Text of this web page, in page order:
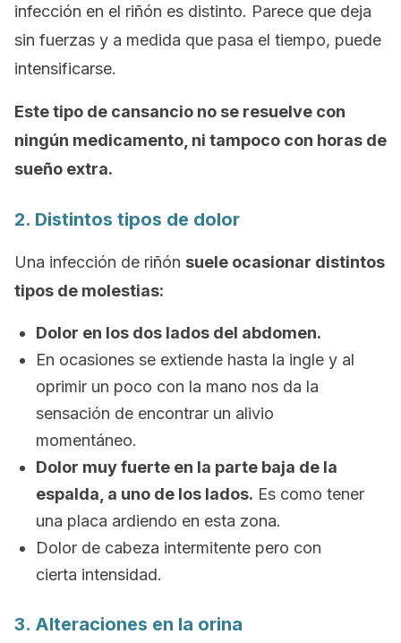
infección en el riñón es distinto. Parece que deja
sin fuerzas y a medida que pasa el tiempo, puede
intensificarse.
Este tipo de cansancio no se resuelve con
ningún medicamento, ni tampoco con horas de
sueño extra.
2. Distintos tipos de dolor
Una infección de riñón suele ocasionar distintos
tipos de molestias:
Dolor en los dos lados del abdomen.
En ocasiones se extiende hasta la ingle y al
oprimir un poco con la mano nos da la
sensación de encontrar un alivio
momentáneo.
Dolor muy fuerte en la parte baja de la
espalda, a uno de los lados. Es como tener
una placa ardiendo en esta zona.
Dolor de cabeza intermitente pero con
cierta intensidad.
3. Alteraciones en la orina